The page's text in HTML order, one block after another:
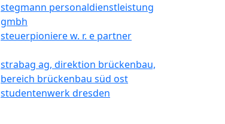
stegmann personaldienstleistung
gmbh
steuerpioniere w. r. e partner
strabag ag, direktion brückenbau,
bereich brückenbau süd ost
studentenwerk dresden